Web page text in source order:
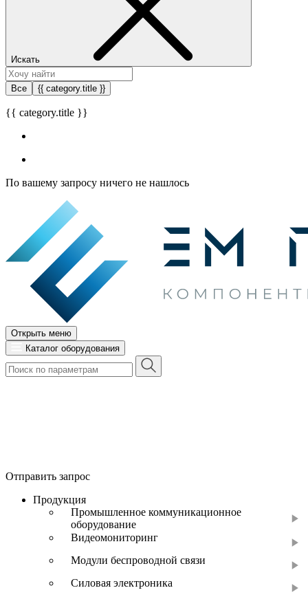
Искать
Все {{ category.title }}
{{ category.title }}
По вашему запросу ничего не нашлось
Открыть меню
Каталог оборудования
Отправить запрос
Продукция
Промышленное коммуникационное
оборудование
Видеомониторинг
Модули беспроводной связи
Силовая электроника